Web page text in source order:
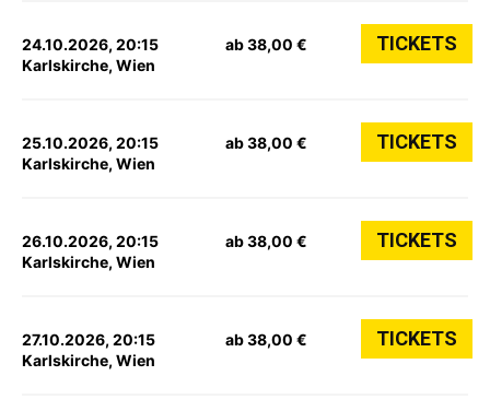
24.10.2026, 20:15
Karlskirche, Wien
ab 38,00 € TICKETS
25.10.2026, 20:15
Karlskirche, Wien
ab 38,00 € TICKETS
26.10.2026, 20:15
Karlskirche, Wien
ab 38,00 € TICKETS
27.10.2026, 20:15
Karlskirche, Wien
ab 38,00 € TICKETS